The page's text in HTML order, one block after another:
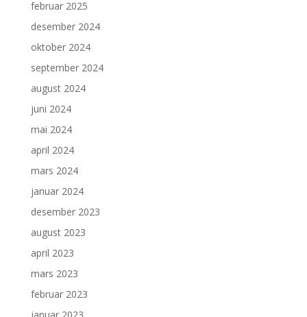
februar 2025
desember 2024
oktober 2024
september 2024
august 2024
juni 2024
mai 2024
april 2024
mars 2024
januar 2024
desember 2023
august 2023
april 2023
mars 2023
februar 2023